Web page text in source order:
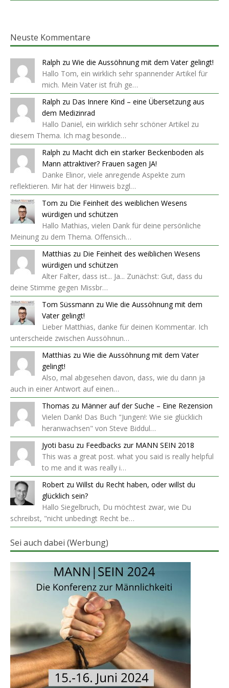
Neuste Kommentare
Ralph zu Wie die Aussöhnung mit dem Vater gelingt!
Hallo Tom, ein wirklich sehr spannender Artikel für
mich. Mein Vater ist früh ge…
Ralph zu Das Innere Kind – eine Übersetzung aus
dem Medizinrad
Hallo Daniel, ein wirklich sehr schöner Artikel zu
diesem Thema. Ich mag besonde…
Ralph zu Macht dich ein starker Beckenboden als
Mann attraktiver? Frauen sagen JA!
Danke Elinor, viele anregende Aspekte zum
reflektieren. Mir hat der Hinweis bzgl…
Tom zu Die Feinheit des weiblichen Wesens
würdigen und schützen
Hallo Mathias, vielen Dank für deine persönliche
Meinung zu dem Thema. Offensich…
Matthias zu Die Feinheit des weiblichen Wesens
würdigen und schützen
Alter Falter, dass ist... Ja... Zunächst: Gut, dass du
deine Stimme gegen Missbr…
Tom Süssmann zu Wie die Aussöhnung mit dem
Vater gelingt!
Lieber Matthias, danke für deinen Kommentar. Ich
unterscheide zwischen Aussöhnun…
Matthias zu Wie die Aussöhnung mit dem Vater
gelingt!
Also, mal abgesehen davon, dass, wie du dann ja
auch in einer Antwort auf einen…
Thomas zu Männer auf der Suche – Eine Rezension
Vielen Dank! Das Buch "Jungen!: Wie sie glücklich
heranwachsen" von Steve Biddul…
Jyoti basu zu Feedbacks zur MANN SEIN 2018
This was a great post. what you said is really helpful
to me and it was really i…
Robert zu Willst du Recht haben, oder willst du
glücklich sein?
Hallo Siegelbruch, Du möchtest zwar, wie Du
schreibst, "nicht unbedingt Recht be…
Sei auch dabei (Werbung)